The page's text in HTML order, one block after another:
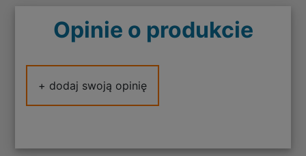
Opinie o produkcie
+ dodaj swoją opinię